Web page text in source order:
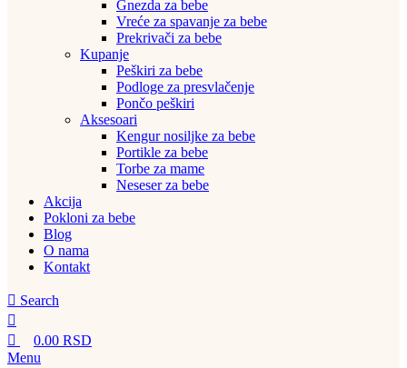
Gnezda za bebe
Vreće za spavanje za bebe
Prekrivači za bebe
Kupanje
Peškiri za bebe
Podloge za presvlačenje
Pončo peškiri
Aksesoari
Kengur nosiljke za bebe
Portikle za bebe
Torbe za mame
Neseser za bebe
Akcija
Pokloni za bebe
Blog
O nama
Kontakt
Search
0.00 RSD
Menu